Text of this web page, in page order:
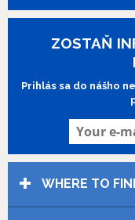
ZOSTAŇ
Prihlás sa do nášho
WHERE TO